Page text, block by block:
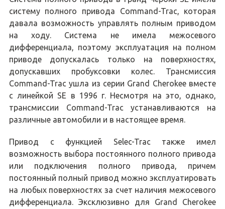
систему полного привода Command-Trac, которая
давала возможность управлять полным приводом
на ходу. Система не имела межосевого
дифференциала, поэтому эксплуатация на полном
приводе допускалась только на поверхностях,
допускавших пробуксовки колес. Трансмиссия
Command-Trac ушла из серии Grand Cherokee вместе
с линейкой SE в 1996 г. Несмотря на это, однако,
трансмиссии Command-Trac устанавливаются на
различные автомобили и в настоящее время.
Привод с функцией Selec-Trac также имел
возможность выбора постоянного полного привода
или подключения полного привода, причем
постоянный полный привод можно эксплуатировать
на любых поверхностях за счет наличия межосевого
дифференциала. Эксклюзивно для Grand Cherokee